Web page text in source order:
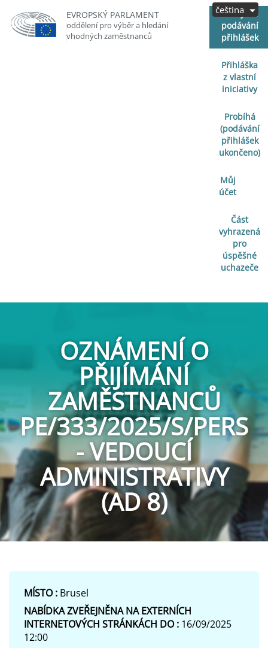
EVROPSKÝ PARLAMENT
oddělení pro výběr a hledání
vhodných zaměstnanců
Zahájeno
podávání
přihlášek
Přihláška
z vlastní
iniciativy
Probíhá
(podávání
přihlášek
ukončeno)
Můj
účet
Část
vyhrazená
pro
úspěšné
uchazeče
čeština
OZNÁMENÍ O
PŘIJÍMÁNÍ
ZAMĚSTNANCŮ
PE/333/2025/S/PERS
- VEDOUCÍ
ADMINISTRATIVY
(AD 8)
MÍSTO : Brusel
NABÍDKA ZVEŘEJNĚNA NA EXTERNÍCH
INTERNETOVÝCH STRÁNKÁCH DO : 16/09/2025
12:00